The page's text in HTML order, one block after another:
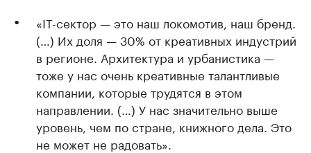
«IT-сектор — это наш локомотив, наш бренд.
(…) Их доля — 30% от креативных индустрий
в регионе. Архитектура и урбанистика —
тоже у нас очень креативные талантливые
компании, которые трудятся в этом
направлении. (…) У нас значительно выше
уровень, чем по стране, книжного дела. Это
не может не радовать».